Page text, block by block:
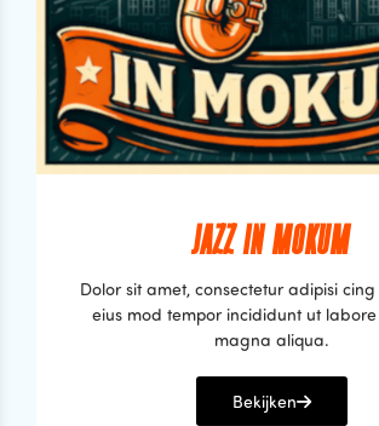
JAZZ IN MOKUM
Dolor sit amet, consectetur adipisi
eius mod tempor incididunt ut
magna aliqua.
Bekijken